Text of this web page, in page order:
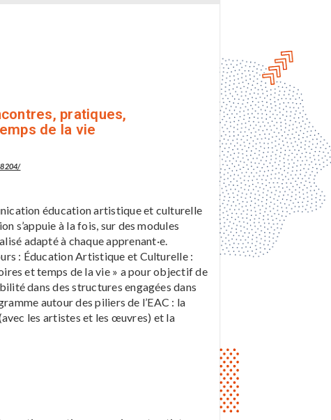
pratiques,
de la vie
éducation artistique et culturelle
s’appuie à la fois, sur des modules
adapté à chaque apprenant·e.
: Éducation Artistique et Culturelle :
et temps de la vie » a pour objectif de
dans des structures engagées dans
autour des piliers de l’EAC : la
les artistes et les œuvres) et la